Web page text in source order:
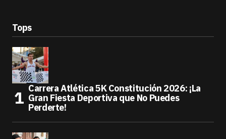
Tops
Carrera Atlética 5K Constitución 2026: ¡La
Gran Fiesta Deportiva que No Puedes
Perderte!